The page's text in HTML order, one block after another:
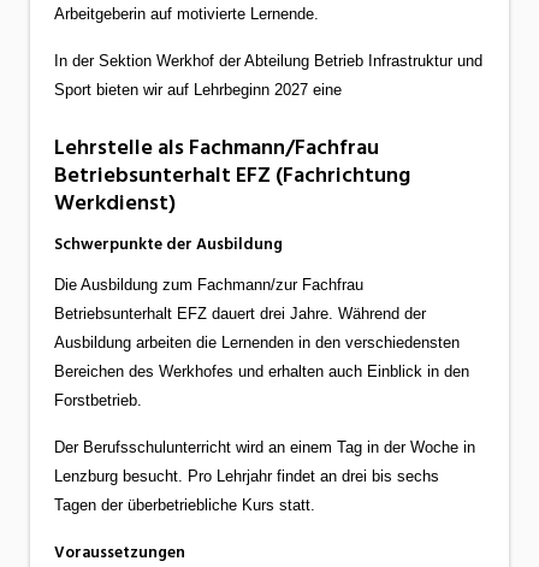
Arbeitgeberin auf motivierte Lernende.
In der Sektion Werkhof der Abteilung Betrieb Infrastruktur und
Sport bieten wir auf Lehrbeginn 2027 eine
Lehrstelle als Fachmann/Fachfrau
Betriebsunterhalt EFZ (Fachrichtung
Werkdienst)
Schwerpunkte der Ausbildung
Die Ausbildung zum Fachmann/zur Fachfrau
Betriebsunterhalt EFZ dauert drei Jahre. Während der
Ausbildung arbeiten die Lernenden in den verschiedensten
Bereichen des Werkhofes und erhalten auch Einblick in den
Forstbetrieb.
Der Berufsschulunterricht wird an einem Tag in der Woche in
Lenzburg besucht. Pro Lehrjahr findet an drei bis sechs
Tagen der überbetriebliche Kurs statt.
Voraussetzungen